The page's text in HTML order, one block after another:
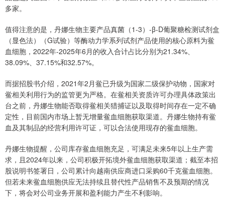
多家。
值得注意的是，丹娜生物主要产品真菌（1-3）-β-D葡聚糖检测试剂盒
（显色法）（G试验）等酶动力学系列试剂产品使用的核心原料为鲎
血细胞，2022年-2025年6月的收入合计占比分别为21.34%、
38.09%、37.15%和32.57%。
而据招股书介绍，2021年2月鲎已升级为国家二级保护动物，国家对
鲎相关利用行为的监管更为严格。在鲎相关资质许可办理具体政策出
台之前，丹娜生物能否取得鲎相关猎捕证以及取得时间存在一定不确
定性，目前国内市场上暂无增量鲎血细胞获取渠道。丹娜生物持有鲎
血及其制品的经营利用许可证，可以合法使用现存的鲎血细胞。
丹娜生物提醒，公司库存鲎血细胞充足，可满足未来5年以上生产需
求，且2024年以来，公司积极开拓境外鲎血细胞获取渠道；截至本招
股说明书签署日，公司累计向越南供应商进口采购60千克鲎血细胞。
但若未来鲎血细胞供应无法持续且替代性产品销售不及预期的情况
下，将会对公司业务开展和盈利能力产生不利影响。